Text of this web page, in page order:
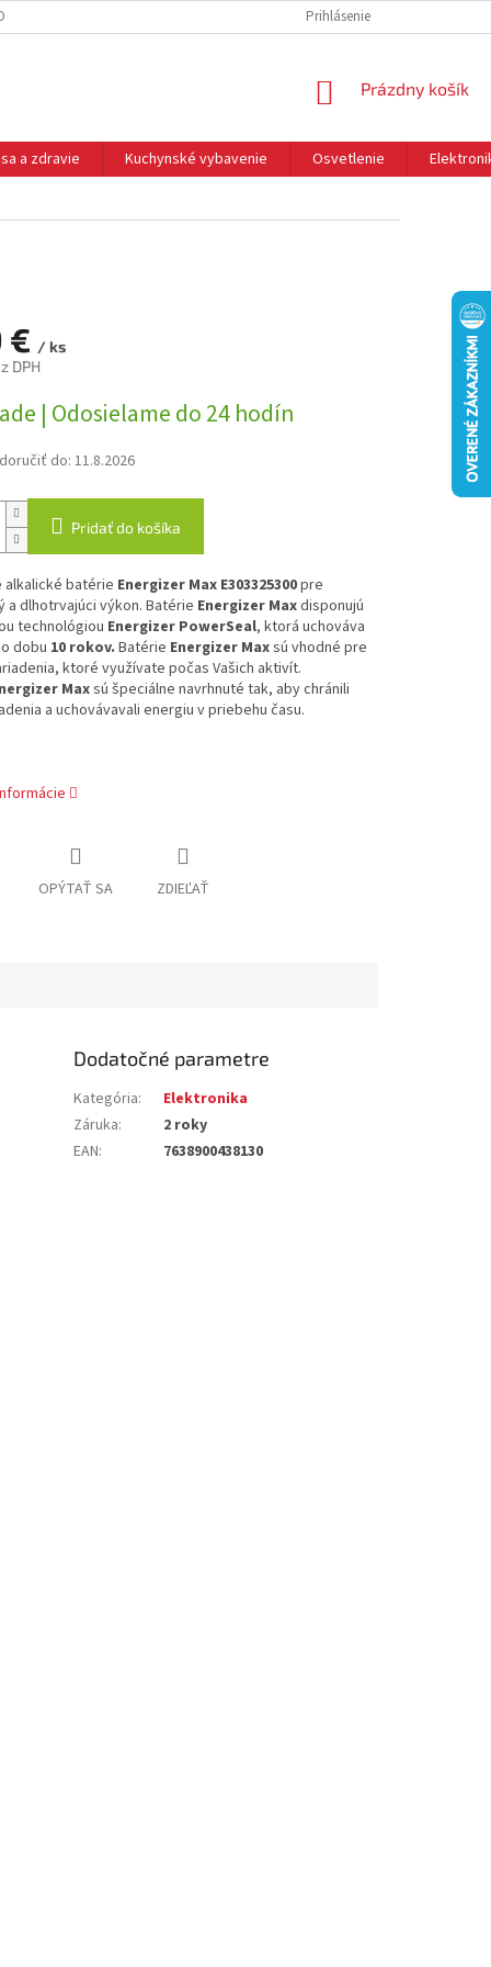
PODMIENKY OCHRANA OSOBNÝCH ÚDAJOV REKLAMÁCIE
Prihlásenie
NÁKUPNÝ
Prázdny košík
a zdravie Kuchynské vybavenie Osvetlenie
€ / ks
DPH
| Odosielame do 24 hodín
do: 11.8.2026
Pridať do košíka
alkalické batérie Energizer Max E303325300pre
a dlhotrvajúci výkon. Batérie Energizer Maxdisponujú
technológiou Energizer PowerSeal, ktorá uchováva
dobu 10 rokov. Batérie Energizer Maxsú vhodné pre
ktoré využívate počas Vašich aktivít.
Maxsú špeciálne navrhnuté tak, aby chránili
a uchovávavali energiu v priebehu času.
OPÝTAŤ SA ZDIEĽAŤ
Dodatočné parametre
Kategória:
Elektronika
Záruka:
2 roky
EAN: 7638900438130